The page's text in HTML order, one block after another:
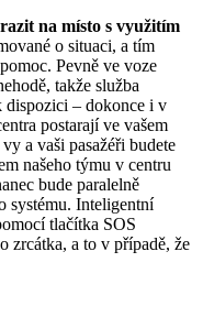
na místo s využitím
o situaci, a tím
Pevně ve voze
takže služba
– dokonce i v
postarají ve vašem
a vaši pasažéři budete
našeho týmu v centru
bude paralelně
systému. Inteligentní
tlačítka SOS
zrcátka, a to v případě, že